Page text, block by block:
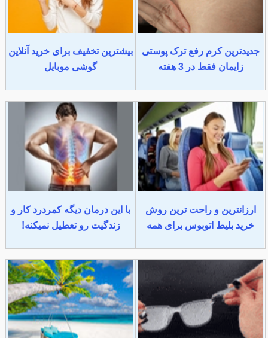
جدیدترین کرم رفع ترک پوستی
زایمان فقط در 3 هفته
بیشترین تخفیف برای خرید آنلاین
گوشی موبایل
ارزانترین و راحت ترین روش
خرید بلیط اتوبوس برای همه
با این درمان دیگه کمردرد کار و
زندگیت رو تعطیل نمیکنه!